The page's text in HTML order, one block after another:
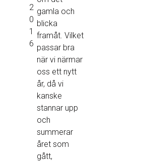
2
0
1
6
gamla och
blicka
framåt. Vilket
passar bra
när vi närmar
oss ett nytt
år, då vi
kanske
stannar upp
och
summerar
året som
gått,